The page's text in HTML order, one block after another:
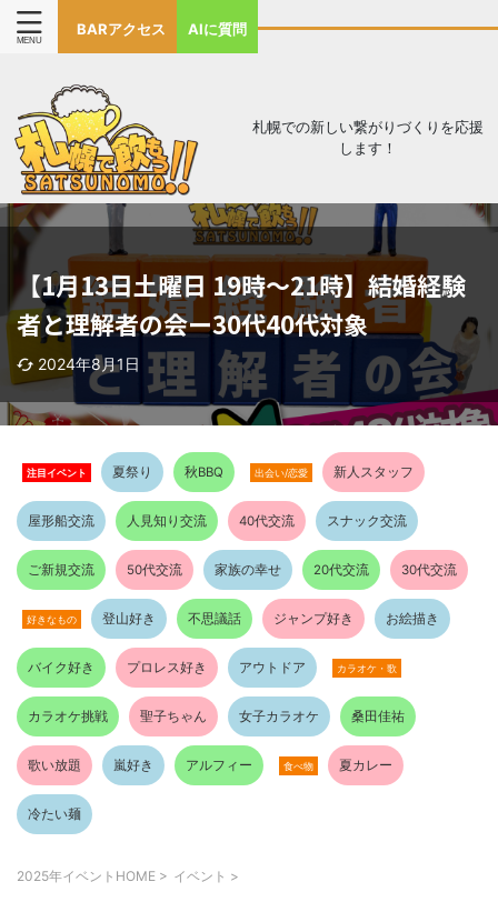
BARアクセス AIに質問
札幌での新しい繋がりづくりを応援
します！
【1月13日土曜日 19時〜21時】結婚経験
者と理解者の会ー30代40代対象
2024年8月1日
注目イベント 夏祭り 秋BBQ 出会い/恋愛 新人スタッフ
屋形船交流 人見知り交流 40代交流 スナック交流
ご新規交流 50代交流 家族の幸せ 20代交流 30代交流
好きなもの 登山好き 不思議話 ジャンプ好き お絵描き
バイク好き プロレス好き アウトドア カラオケ・歌
カラオケ挑戦 聖子ちゃん 女子カラオケ 桑田佳祐
歌い放題 嵐好き アルフィー 食べ物 夏カレー
冷たい麺
2025年イベントHOME > イベント >